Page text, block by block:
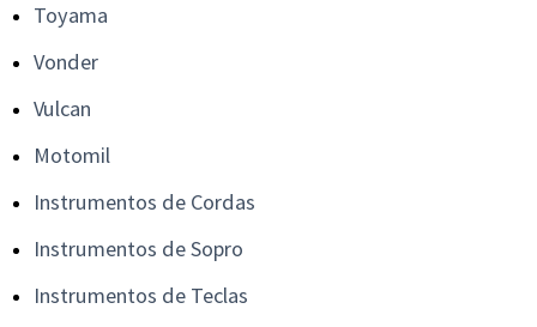
Toyama
Vonder
Vulcan
Motomil
Instrumentos de Cordas
Instrumentos de Sopro
Instrumentos de Teclas